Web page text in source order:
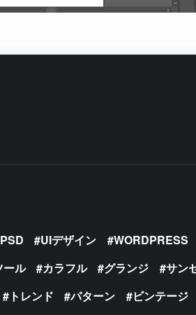
PSD UIデザイン WORDPRESS
ール カラフル グランジ サン
トレンド パターン ビンテージ